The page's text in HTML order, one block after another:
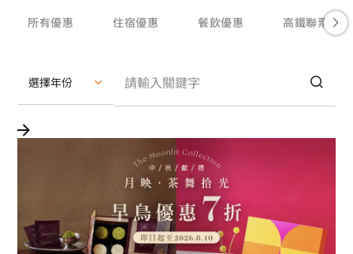
所有優惠 住宿優惠 餐飲優惠 高鐵聯票
選擇年份